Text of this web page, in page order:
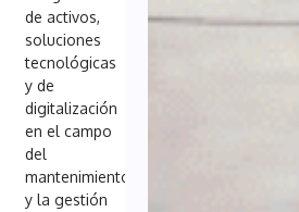
de activos,
soluciones
tecnológicas
y de
digitalización
en el campo
del
mantenimiento
y la gestión